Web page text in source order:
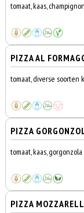
tomaat, kaas,
PIZZA AL
tomaat, diverse soorten
PIZZA
tomaat, kaas, gorgonzola
PIZZA